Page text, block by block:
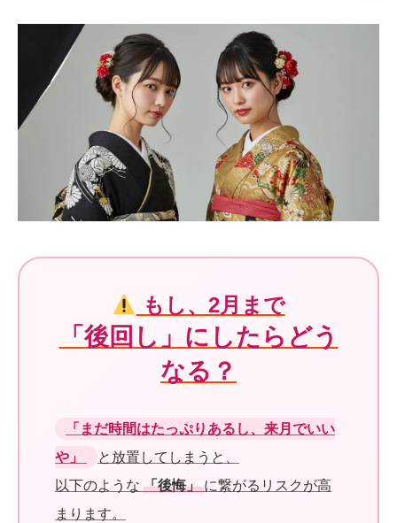
もし、2月まで
「後回し」にしたらどう
なる？
「まだ時間はたっぷりあるし、来月でいい
や」
と放置してしまうと、
以下のような 「後悔」に繋がるリスクが高
まります。